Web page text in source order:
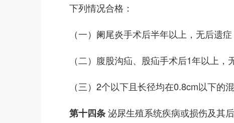
下列情况合格：
（一）阑尾炎手术后半年以上，无后遗症
（二）腹股沟疝、股疝手术后1年以上，
（三）2个以下且长径均在0.8cm以下的混
第十四条泌尿生殖系统疾病或损伤及其